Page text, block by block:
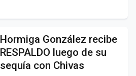
Hormiga González recibe
RESPALDO luego de su
sequía con Chivas